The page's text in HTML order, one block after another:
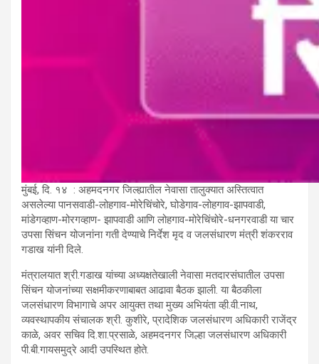
मुंबई, दि. १४ : अहमदनगर जिल्ह्यातील नेवासा तालुक्यात अस्तित्वात
असलेल्या पानसवाडी-लोहगाव-मोरेचिंचोरे, घोडेगाव-लोहगाव-झापवाडी,
मांडेगव्हाण-मोरगव्हाण- झापवाडी आणि लोहगाव-मोरेचिंचोरे-धनगरवाडी या चार
उपसा सिंचन योजनांना गती देण्याचे निर्देश मृद व जलसंधारण मंत्री शंकरराव
गडाख यांनी दिले.
मंत्रालयात श्री.गडाख यांच्या अध्यक्षतेखाली नेवासा मतदारसंघातील उपसा
सिंचन योजनांच्या सक्षमीकरणाबाबत आढावा बैठक झाली. या बैठकीला
जलसंधारण विभागाचे अपर आयुक्त तथा मुख्य अभियंता व्ही.वी.नाथ,
व्यवस्थापकीय संचालक श्री. कुशीरे, प्रादेशिक जलसंधारण अधिकारी राजेंद्र
काळे, अवर सचिव दि.शा.प्रसाळे, अहमदनगर जिल्हा जलसंधारण अधिकारी
पी.बी.गायसमुद्रे आदी उपस्थित होते.